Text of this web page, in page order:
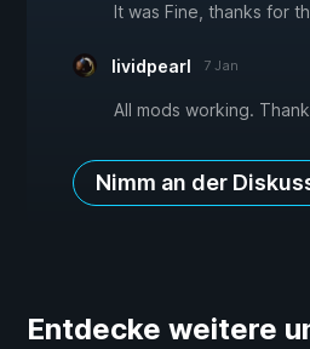
It was Fine, thanks for
lividpearl 7 Jan
All mods working.
Nimm an der
Entdecke weitere